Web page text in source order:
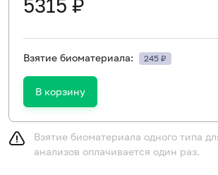
5315 ₽
Взятие биоматериала: 245 ₽
В корзину
Взятие биоматериала одного типа
анализов оплачивается один раз.